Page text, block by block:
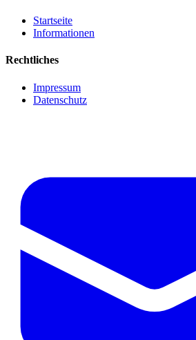
Startseite
Informationen
Rechtliches
Impressum
Datenschutz